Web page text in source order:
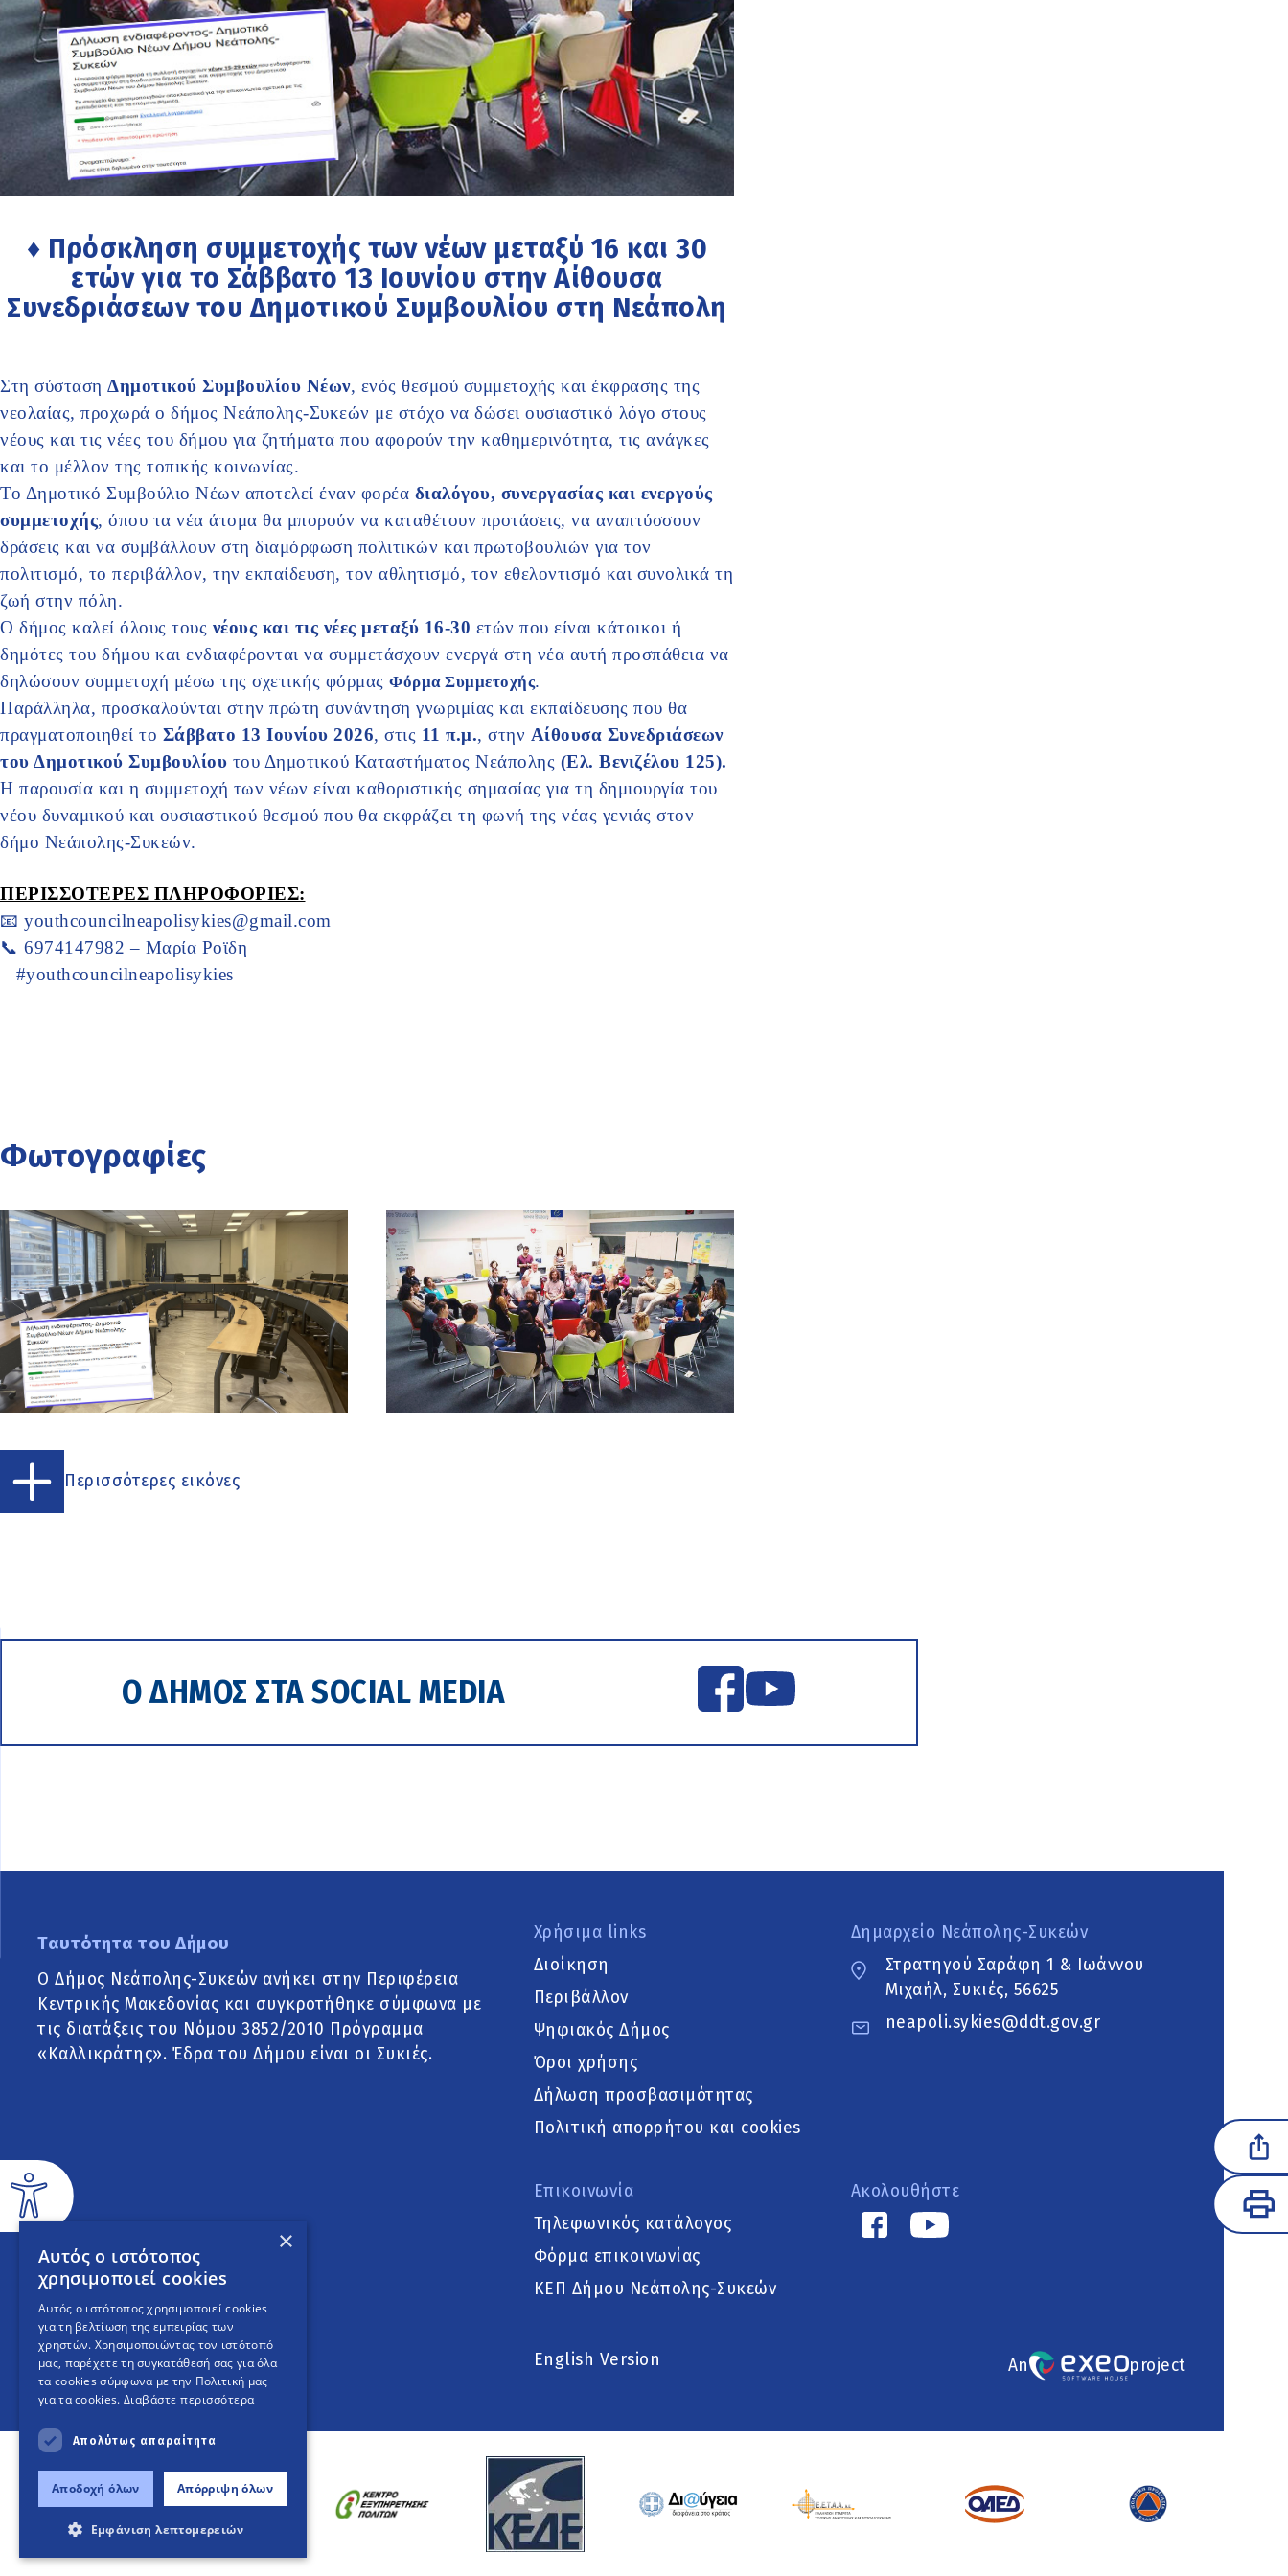
♦ Πρόσκληση συμμετοχής των νέων μεταξύ 16 και 30
ετών για το Σάββατο 13 Ιουνίου στην Αίθουσα
Συνεδριάσεων του Δημοτικού Συμβουλίου στη Νεάπολη
Στη σύσταση Δημοτικού Συμβουλίου Νέων, ενός θεσμού συμμετοχής και έκφρασης της
νεολαίας, προχωρά ο δήμος Νεάπολης-Συκεών με στόχο να δώσει ουσιαστικό λόγο στους
νέους και τις νέες του δήμου για ζητήματα που αφορούν την καθημερινότητα, τις ανάγκες
και το μέλλον της τοπικής κοινωνίας.
Το Δημοτικό Συμβούλιο Νέων αποτελεί έναν φορέα διαλόγου, συνεργασίας και ενεργούς
συμμετοχής, όπου τα νέα άτομα θα μπορούν να καταθέτουν προτάσεις, να αναπτύσσουν
δράσεις και να συμβάλλουν στη διαμόρφωση πολιτικών και πρωτοβουλιών για τον
πολιτισμό, το περιβάλλον, την εκπαίδευση, τον αθλητισμό, τον εθελοντισμό και συνολικά τη
ζωή στην πόλη.
Ο δήμος καλεί όλους τους νέους και τις νέες μεταξύ 16-30 ετών που είναι κάτοικοι ή
δημότες του δήμου και ενδιαφέρονται να συμμετάσχουν ενεργά στη νέα αυτή προσπάθεια να
δηλώσουν συμμετοχή μέσω της σχετικής φόρμας Φόρμα Συμμετοχής.
Παράλληλα, προσκαλούνται στην πρώτη συνάντηση γνωριμίας και εκπαίδευσης που θα
πραγματοποιηθεί το Σάββατο 13 Ιουνίου 2026, στις 11 π.μ., στην Αίθουσα Συνεδριάσεων
του Δημοτικού Συμβουλίου του Δημοτικού Καταστήματος Νεάπολης (Ελ. Βενιζέλου 125).
Η παρουσία και η συμμετοχή των νέων είναι καθοριστικής σημασίας για τη δημιουργία του
νέου δυναμικού και ουσιαστικού θεσμού που θα εκφράζει τη φωνή της νέας γενιάς στον
δήμο Νεάπολης-Συκεών.
ΠΕΡΙΣΣΟΤΕΡΕΣ ΠΛΗΡΟΦΟΡΙΕΣ:
📧 youthcouncilneapolisykies@gmail.com
📞 6974147982 – Μαρία Ροϊδη
#youthcouncilneapolisykies
Φωτογραφίες
Περισσότερες εικόνες
Ο ΔΗΜΟΣ ΣΤΑ SOCIAL MEDIA
Ταυτότητα του Δήμου
Ο Δήμος Νεάπολης-Συκεών ανήκει στην Περιφέρεια
Κεντρικής Μακεδονίας και συγκροτήθηκε σύμφωνα με
τις διατάξεις του Νόμου 3852/2010 Πρόγραμμα
«Καλλικράτης». Έδρα του Δήμου είναι οι Συκιές.
Χρήσιμα links
Διοίκηση
Περιβάλλον
Ψηφιακός Δήμος
Όροι χρήσης
Δήλωση προσβασιμότητας
Πολιτική απορρήτου και cookies
Επικοινωνία
Τηλεφωνικός κατάλογος
Φόρμα επικοινωνίας
ΚΕΠ Δήμου Νεάπολης-Συκεών
Δημαρχείο Νεάπολης-Συκεών
Στρατηγού Σαράφη 1 & Ιωάννου
Μιχαήλ, Συκιές, 56625
neapoli.sykies@ddt.gov.gr
Ακολουθήστε
English Version An project
×
Αυτός ο ιστότοπος
χρησιμοποιεί cookies
Αυτός ο ιστότοπος χρησιμοποιεί cookies
για τη βελτίωση της εμπειρίας των
χρηστών. Χρησιμοποιώντας τον ιστότοπό
μας, παρέχετε τη συγκατάθεσή σας για όλα
τα cookies σύμφωνα με την Πολιτική μας
για τα cookies. Διαβάστε περισσότερα
Απολύτως απαραίτητα
Αποδοχή όλων Απόρριψη όλων
Εμφάνιση λεπτομερειών